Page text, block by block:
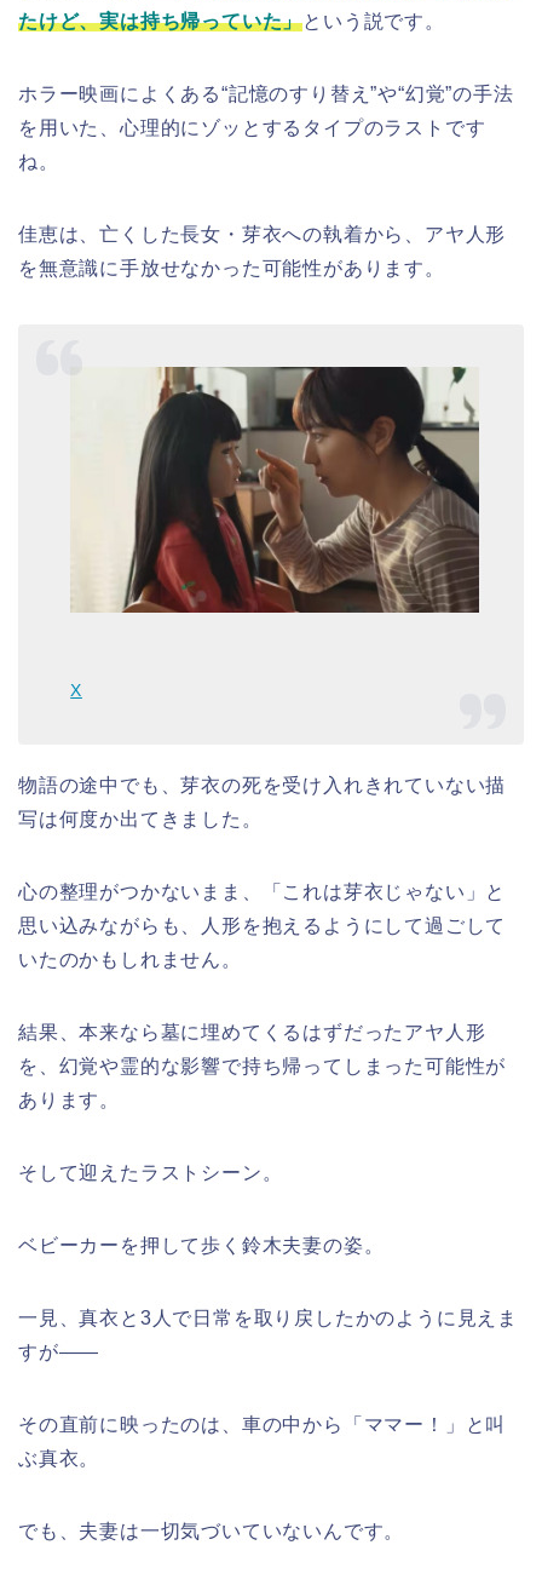
たけど、実は持ち帰っていた」という説です。
ホラー映画によくある“記憶のすり替え”や“幻覚”の手法
を用いた、心理的にゾッとするタイプのラストです
ね。
佳恵は、亡くした長女・芽衣への執着から、アヤ人形
を無意識に手放せなかった可能性があります。
X
物語の途中でも、芽衣の死を受け入れきれていない描
写は何度か出てきました。
心の整理がつかないまま、「これは芽衣じゃない」と
思い込みながらも、人形を抱えるようにして過ごして
いたのかもしれません。
結果、本来なら墓に埋めてくるはずだったアヤ人形
を、幻覚や霊的な影響で持ち帰ってしまった可能性が
あります。
そして迎えたラストシーン。
ベビーカーを押して歩く鈴木夫妻の姿。
一見、真衣と3人で日常を取り戻したかのように見えま
すが――
その直前に映ったのは、車の中から「ママー！」と叫
ぶ真衣。
でも、夫妻は一切気づいていないんです。